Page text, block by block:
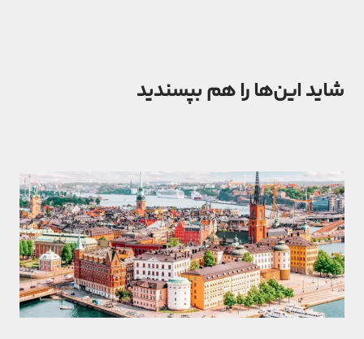
شاید این‌ها را هم بپسندید